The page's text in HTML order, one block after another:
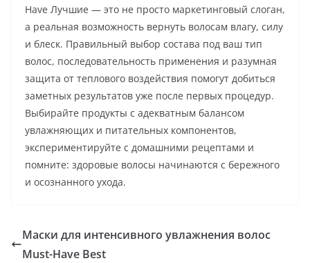
Have Лучшие — это не просто маркетинговый слоган,
а реальная возможность вернуть волосам влагу, силу
и блеск. Правильный выбор состава под ваш тип
волос, последовательность применения и разумная
защита от теплового воздействия помогут добиться
заметных результатов уже после первых процедур.
Выбирайте продукты с адекватным балансом
увлажняющих и питательных компонентов,
экспериментируйте с домашними рецептами и
помните: здоровые волосы начинаются с бережного
и осознанного ухода.
Маски для интенсивного увлажнения волос
Must-Have Best